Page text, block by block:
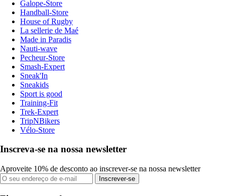
Galope-Store
Handball-Store
House of Rugby
La sellerie de Maé
Made in Paradis
Nauti-wave
Pecheur-Store
Smash-Expert
Sneak'In
Sneakids
Sport is good
Training-Fit
Trek-Expert
TripNBikers
Vélo-Store
Inscreva-se na nossa newsletter
Aproveite 10% de desconto ao inscrever-se na nossa newsletter
Inscrever-se